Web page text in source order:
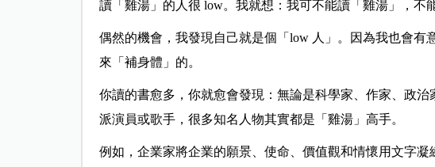
讀「雞湯」的人很 low。我就想：我可不能讀「雞湯」，不
偶然的機會，我發現自己就是個「low 人」。因為我也會有
來「補身體」的。
你讀的書愈多，你就愈會發現：無論是科學家、作家、政
派演員或歌手，很多知名人物其實都是「雞湯」高手。
例如，企業家將企業的願景、使命、價值觀和情懷用文字凝